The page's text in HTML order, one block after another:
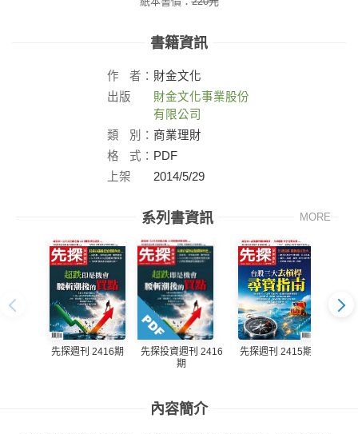
書籍資訊
作 者： 財金文化
出版
財金文化事業股份
有限公司
類
別： 商業理財
格
式： PDF
上架
2014/5/29
系列書資訊 MORE
先探週刊 2416期
先探投資週刊 2416
期
先探週刊 2415期
內容簡介